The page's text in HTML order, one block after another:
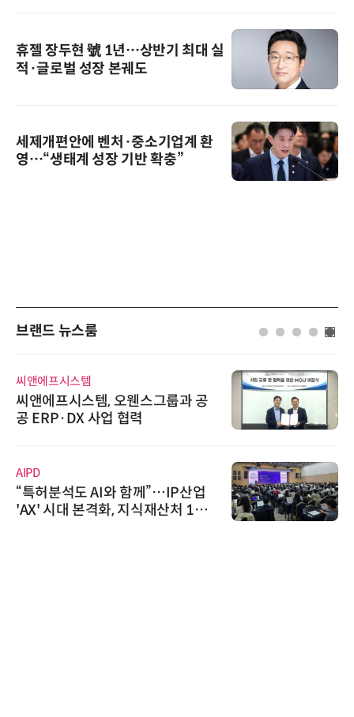
휴젤 장두현 號 1년…상반기 최대 실
적·글로벌 성장 본궤도
세제개편안에 벤처·중소기업계 환
영…“생태계 성장 기반 확충”
브랜드 뉴스룸
씨앤에프시스템
씨앤에프시스템, 오웬스그룹과 공
공 ERP·DX 사업 협력
AIPD
“특허분석도 AI와 함께”…IP산업
'AX' 시대 본격화, 지식재산처 1호